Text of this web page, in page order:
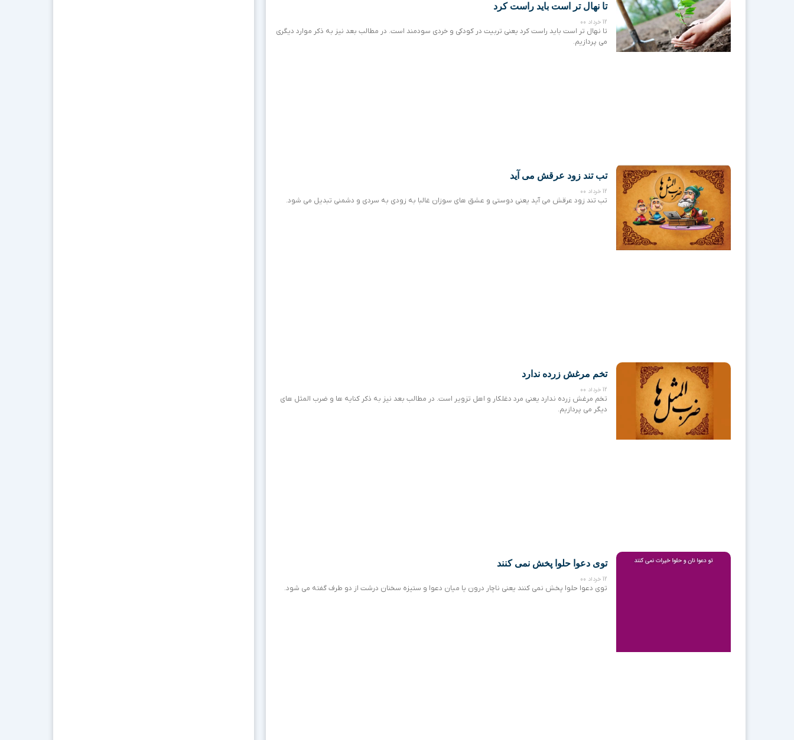
تا نهال تر است باید راست کرد
12 خرداد 00
تا نهال تر است باید راست کرد یعنی تربیت در کودکی و خردی سودمند است. در مطالب بعد نیز به ذکر موارد دیگری
می پردازیم.
تب تند زود عرقش می آید
12 خرداد 00
تب تند زود عرقش می آید یعنی دوستی و عشق های سوزان غالبا به زودی به سردی و دشمنی تبدیل می شود.
تخم مرغش زرده ندارد
12 خرداد 00
تخم مرغش زرده ندارد یعنی مرد دغلکار و اهل تزویر است. در مطالب بعد نیز به ذکر کنایه ها و ضرب المثل های
دیگر می پردازیم.
توی دعوا حلوا پخش نمی کنند
12 خرداد 00
توی دعوا حلوا پخش نمی کنند یعنی ناچار درون یا میان دعوا و ستیزه سخنان درشت از دو طرف گفته می شود.